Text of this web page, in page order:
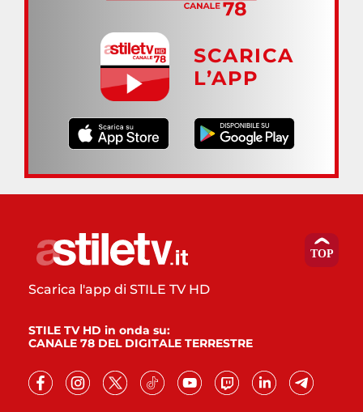
SCARICA
L’APP
Scarica l'app di STILE TV HD
STILE TV HD in onda su:
CANALE 78 DEL DIGITALE TERRESTRE